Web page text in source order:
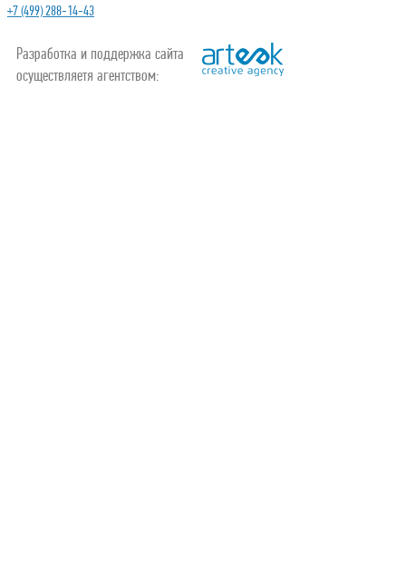
+7 (499) 288-14-43
Разработка и поддержка сайта
осуществляетя агентством: